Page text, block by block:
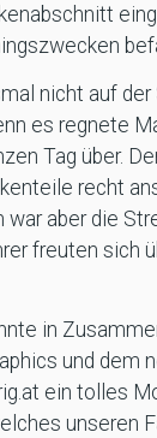
nicht auf
es regnete
Tag über.
recht
war aber die
freuten sich
in
und dem
ein tolles
unseren